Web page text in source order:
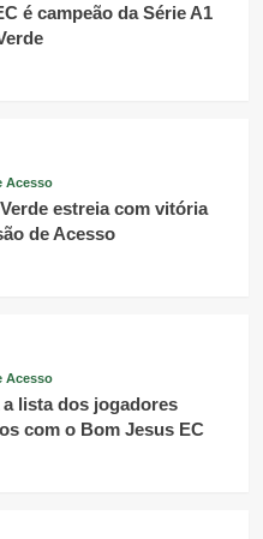
é campeão da Série A1
Acesso
estreia com vitória
de Acesso
Acesso
lista dos jogadores
com o Bom Jesus EC